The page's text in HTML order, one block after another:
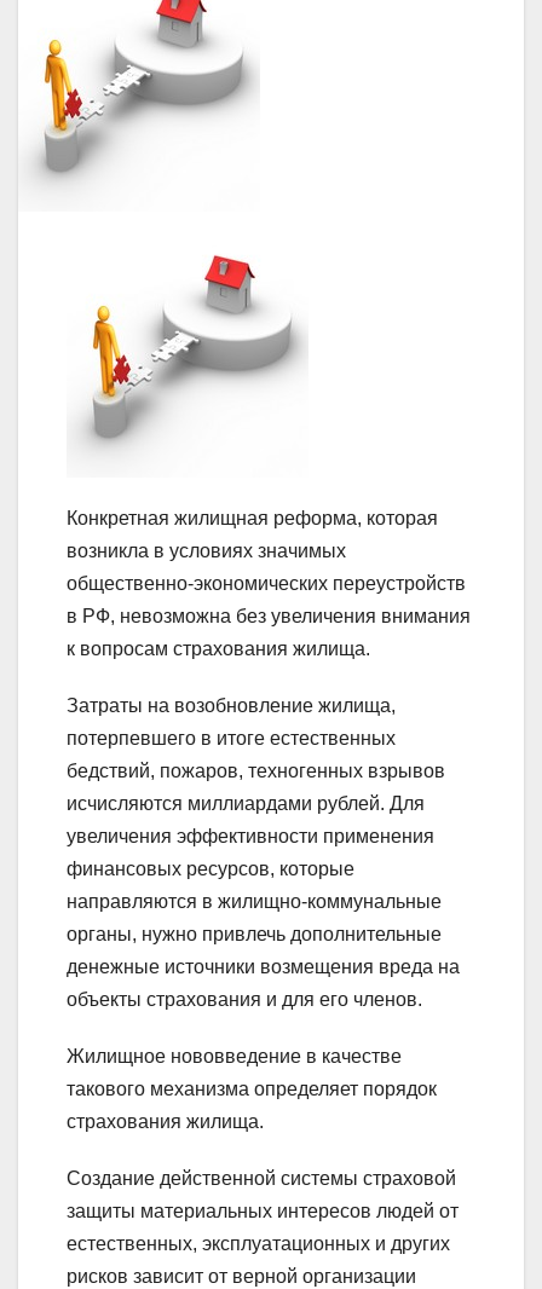
Конкретная жилищная реформа, которая
возникла в условиях значимых
общественно-экономических переустройств
в РФ, невозможна без увеличения внимания
к вопросам страхования жилища.
Затраты на возобновление жилища,
потерпевшего в итоге естественных
бедствий, пожаров, техногенных взрывов
исчисляются миллиардами рублей. Для
увеличения эффективности применения
финансовых ресурсов, которые
направляются в жилищно-коммунальные
органы, нужно привлечь дополнительные
денежные источники возмещения вреда на
объекты страхования и для его членов.
Жилищное нововведение в качестве
такового механизма определяет порядок
страхования жилища.
Создание действенной системы страховой
защиты материальных интересов людей от
естественных, эксплуатационных и других
рисков зависит от верной организации